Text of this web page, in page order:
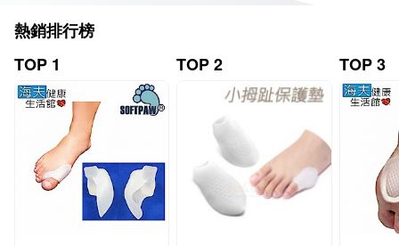
熱銷排行榜
TOP 1
TOP 2 TOP 3